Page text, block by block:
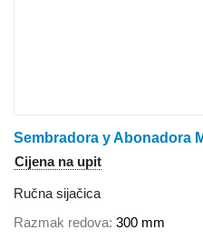
Sembradora y Abonadora
Cijena na upit
Ručna sijačica
Razmak redova 300 mm